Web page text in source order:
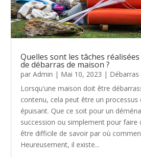
Quelles sont les tâches
de débarras de maison ?
parAdmin | Mai 10, 2023 |
Lorsqu'une maison doit être
contenu, cela peut être un processus
épuisant. Que ce soit pour un
succession ou simplement pour faire
être difficile de savoir par où
Heureusement, il existe...